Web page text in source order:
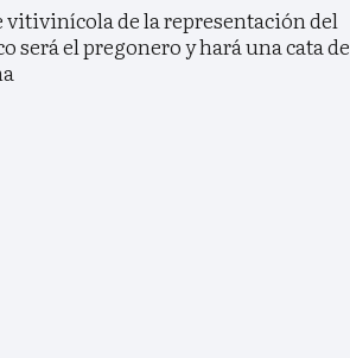
vitivinícola de la representación del
será el pregonero y hará una cata de